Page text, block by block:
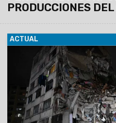
PRODUCCIONES
ACTUAL
25/06/2026 Los movimientos
manera sucesiva y tuvieron su
Yaracuy, en el noroeste del país.
con fuerza en la capital
daños, víctimas fatales,
tsunami. Son incesantes